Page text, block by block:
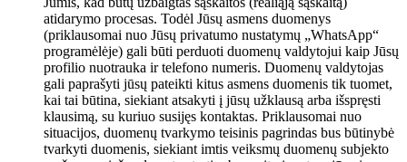
atidarymo procesas. Todėl Jūsų asmens duomenys
(priklausomai nuo Jūsų privatumo nustatymų „WhatsApp“
programėlėje) gali būti perduoti duomenų valdytojui kaip Jūsų
profilio nuotrauka ir telefono numeris. Duomenų valdytojas
gali paprašyti jūsų pateikti kitus asmens duomenis tik tuomet,
kai tai būtina, siekiant atsakyti į jūsų užklausą arba išspręsti
klausimą, su kuriuo susijęs kontaktas. Priklausomai nuo
situacijos, duomenų tvarkymo teisinis pagrindas bus būtinybė
tvarkyti duomenis, siekiant imtis veiksmų duomenų subjekto